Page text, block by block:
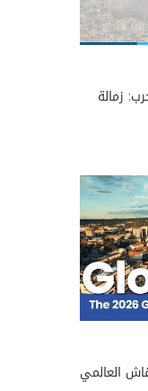
زمالة
العالمي